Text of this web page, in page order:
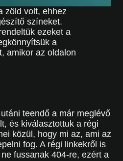
zöld volt, ehhez
színeket.
ezeket a
a
amikor az oldalon
teendő a már meglévő
és kiválasztottuk a régi
közül, hogy mi az, ami az
fog. A régi linkekről is
fussanak 404-re, ezért a